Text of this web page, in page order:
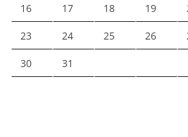
16 17 18 19
23 24 25 26
30 31